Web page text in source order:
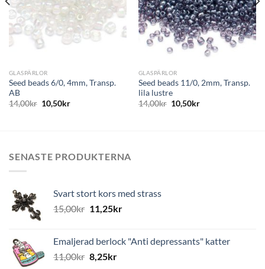
GLASPÄRLOR
Seed beads 6/0, 4mm, Transp.
AB
14,00kr 10,50kr
GLASPÄRLOR
Seed beads 11/0, 2mm, Transp.
lila lustre
14,00kr 10,50kr
SENASTE PRODUKTERNA
Svart stort kors med strass
15,00kr 11,25kr
Emaljerad berlock "Anti depressants" katter
11,00kr 8,25kr